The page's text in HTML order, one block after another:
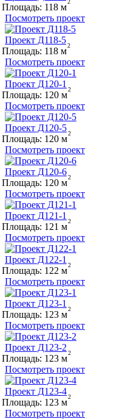
Площадь: 118
Посмотреть проект
Проект Д118-5
Площадь: 118
Посмотреть проект
Проект Д120-1
Площадь: 120
Посмотреть проект
Проект Д120-5
Площадь: 120
Посмотреть проект
Проект Д120-6
Площадь: 120
Посмотреть проект
Проект Д121-1
Площадь: 121
Посмотреть проект
Проект Д122-1
Площадь: 122
Посмотреть проект
Проект Д123-1
Площадь: 123
Посмотреть проект
Проект Д123-2
Площадь: 123
Посмотреть проект
Проект Д123-4
Площадь: 123
Посмотреть проект